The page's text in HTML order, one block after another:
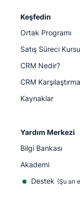
Keşfedin
Ortak Programı
Satış Süreci Kursu
CRM Nedir?
CRM
Kaynaklar
Yardım Merkezi
Bilgi Bankası
Akademi
Destek (Şu an